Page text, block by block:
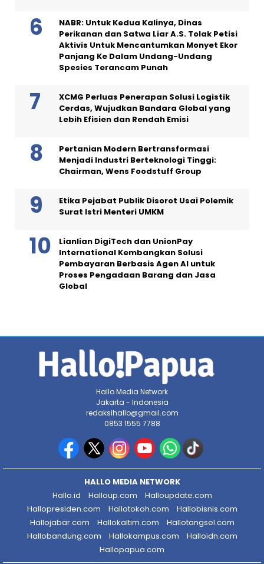
NABR: Untuk Kedua Kalinya, Dinas
Perikanan dan Satwa Liar A.S. Tolak Petisi
Aktivis Untuk Mencantumkan Monyet Ekor
Panjang Ke Dalam Undang-Undang
Spesies Terancam Punah
XCMG Perluas Penerapan Solusi Logistik
Cerdas, Wujudkan Bandara Global yang
Lebih Efisien dan Rendah Emisi
Pertanian Modern Bertransformasi
Menjadi Industri Berteknologi Tinggi:
Chairman, Wens Foodstuff Group
Etika Pejabat Publik Disorot Usai Polemik
Surat Istri Menteri UMKM
Lianlian DigiTech dan UnionPay
International Kembangkan Solusi
Pembayaran Berbasis Agen AI untuk
Proses Pengadaan Barang dan Jasa
Global
Hallo Media Network
Jakarta - Indonesia
redaksihallo@gmail.com
0853 1555 7788
HALLO MEDIA NETWORK
Hallo.id
Halloup.com
Halloupdate.com
Hallopresiden.com
Hallotokoh.com
Hallobisnis.com
Hallojabar.com
Hallokaltim.com
Hallotangsel.com
Hallobandung.com
Hallokampus.com
Halloidn.com
Hallopapua.com